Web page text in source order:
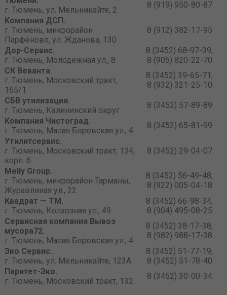
г. Тюмень, ул. Мельникайте, 2
8 (919) 950-80-87
Компания ДСП.
г. Тюмень, микрорайон
Парфёново, ул. Жданова, 130
8 (912) 382-17-95
Дор-Сервис.
г. Тюмень, Молодёжная ул., 8
8 (3452) 68-97-39,
8 (905) 820-22-70
СК Веванта.
г. Тюмень, Московский тракт,
165/1
8 (3452) 39-65-71,
8 (932) 321-25-10
СБВ утилизация.
г. Тюмень, Калининский округ
8 (3452) 57-89-89
Компания Чистоград.
г. Тюмень, Малая Боровская ул., 4
8 (3452) 65-81-99
Утилитсервис.
г. Тюмень, Московский тракт, 134,
корп. 6
8 (3452) 29-04-07
Melly Group.
г. Тюмень, микрорайон Тарманы,
Журавлиная ул., 22
8 (3452) 56-49-48,
8 (922) 005-04-18
Квадрат — ТМ.
г. Тюмень, Колхозная ул., 49
8 (3452) 66-98-34,
8 (904) 495-08-25
Сервисная компания Вывоз
мусора72.
г. Тюмень, Малая Боровская ул., 4
8 (3452) 38-17-38,
8 (982) 988-17-38
Эко Сервис.
г. Тюмень, ул. Мельникайте, 123А
8 (3452) 51-77-19,
8 (3452) 51-78-40
Паритет-Эко.
г. Тюмень, Московский тракт, 132
8 (3452) 30-00-34